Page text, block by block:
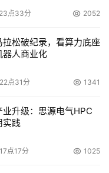
辑。未来，随着AI代理
放智能生产力的必选路
点33分 2052
拉松破纪录，看算力底座
器人商业化
点31分 1341
升级：思源电气HPC
实践
点17分 1025